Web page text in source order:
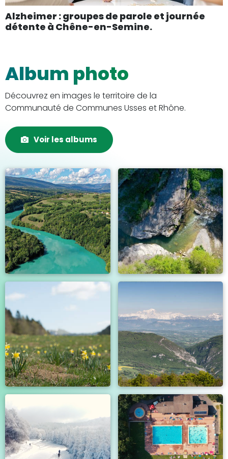
Alzheimer : groupes de parole et journée
détente à Chêne-en-Semine.
Album photo
Découvrez en images le territoire de la
Communauté de Communes Usses et Rhône.
Voir les albums